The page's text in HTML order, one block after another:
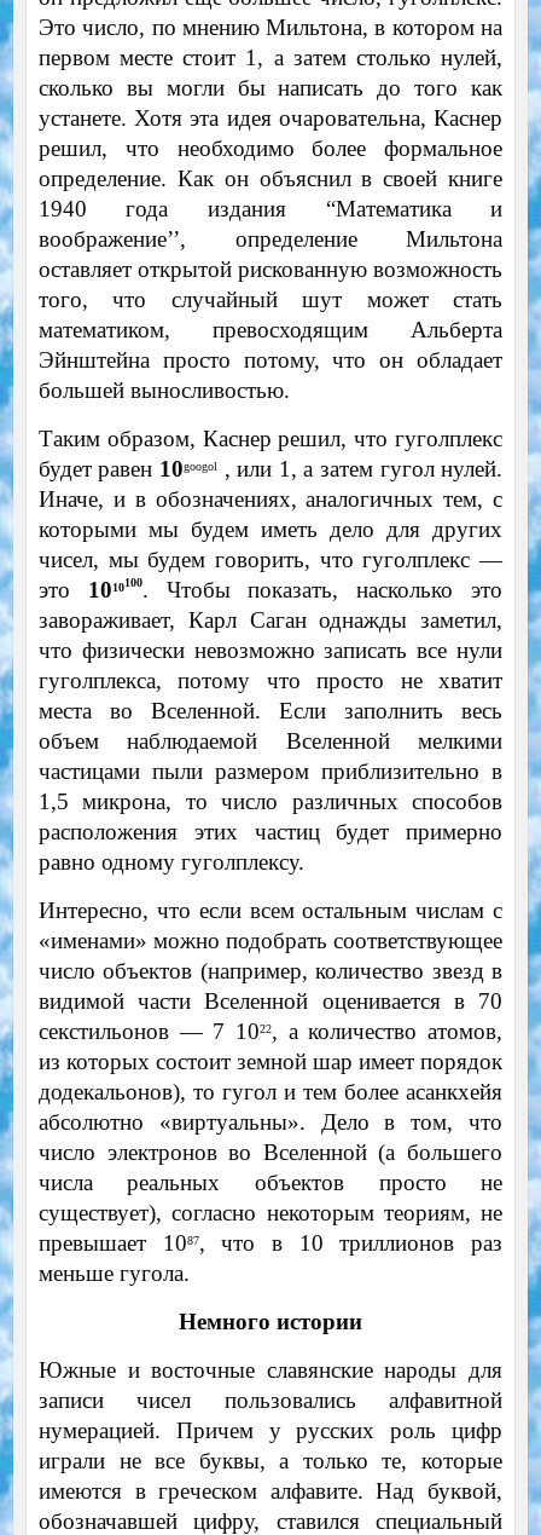
Это число, по мнению Мильтона, в котором на
первом месте стоит 1, а затем столько нулей,
сколько вы могли бы написать до того как
устанете. Хотя эта идея очаровательна, Каснер
решил, что необходимо более формальное
определение. Как он объяснил в своей книге
1940 года издания “Математика и
воображение’’, определение Мильтона
оставляет открытой рискованную возможность
того, что случайный шут может стать
математиком, превосходящим Альберта
Эйнштейна просто потому, что он обладает
большей выносливостью.
Таким образом, Каснер решил, что гуголплекс
будет равен 10googol
, или 1, а затем гугол нулей.
Иначе, и в обозначениях, аналогичных тем, с
которыми мы будем иметь дело для других
чисел, мы будем говорить, что гуголплекс —
это 1010100. Чтобы показать, насколько это
завораживает, Карл Саган однажды заметил,
что физически невозможно записать все нули
гуголплекса, потому что просто не хватит
места во Вселенной. Если заполнить весь
объем наблюдаемой Вселенной мелкими
частицами пыли размером приблизительно в
1,5 микрона, то число различных способов
расположения этих частиц будет примерно
равно одному гуголплексу.
Интересно, что если всем остальным числам с
«именами» можно подобрать соответствующее
число объектов (например, количество звезд в
видимой части Вселенной оценивается в 70
секстильонов — 7 1022, а количество атомов,
из которых состоит земной шар имеет порядок
додекальонов), то гугол и тем более асанкхейя
абсолютно «виртуальны». Дело в том, что
число электронов во Вселенной (а большего
числа реальных объектов просто не
существует), согласно некоторым теориям, не
превышает 1087, что в 10 триллионов раз
меньше гугола.
Немного истории
Южные и восточные славянские народы для
записи чисел пользовались алфавитной
нумерацией. Причем у русских роль цифр
играли не все буквы, а только те, которые
имеются в греческом алфавите. Над буквой,
обозначавшей цифру, ставился специальный